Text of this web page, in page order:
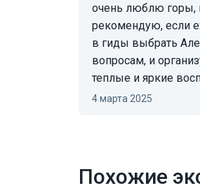
очень люблю горы,
рекомендую, если
в гиды выбрать
вопросам, и
теплые и яркие
4 марта 2025
Похожие